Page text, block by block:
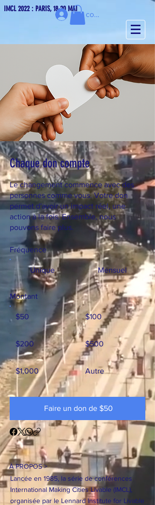
IMCL 2022 : PARIS, 18-20 MAI
Se connecter
Chaque don compte
Le changement commence avec des
personnes comme vous. Votre don
permet d'avoir un impact réel, une
action à la fois. Ensemble, nous
pouvons faire plus.
Fréquence
Unique Mensuel
Montant
$50 $100
$200 $500
$1,000 Autre
Faire un don de $50
À PROPOS >
Lancée en 1985, la série de conférences
International Making Cities Livable (IMCL),
organisée par le Lennard Institute for Livable